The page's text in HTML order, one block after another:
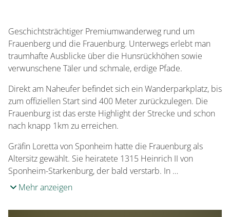
Geschichtsträchtiger Premiumwanderweg rund um
Frauenberg und die Frauenburg. Unterwegs erlebt man
traumhafte Ausblicke über die Hunsrückhöhen sowie
verwunschene Täler und schmale, erdige Pfade.
Direkt am Naheufer befindet sich ein Wanderparkplatz, bis
zum offiziellen Start sind 400 Meter zurückzulegen. Die
Frauenburg ist das erste Highlight der Strecke und schon
nach knapp 1km zu erreichen.
Gräfin Loretta von Sponheim hatte die Frauenburg als
Altersitz gewählt. Sie heiratete 1315 Heinrich II von
Sponheim-Starkenburg, der bald verstarb. In …
Mehr anzeigen